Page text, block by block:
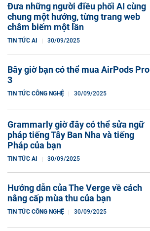
Đưa những người điều phối AI cùng
chung một hướng, từng trang web
châm biếm một lần
TIN TỨC AI 30/09/2025
Bây giờ bạn có thể mua AirPods Pro
3
TIN TỨC CÔNG NGHỆ 30/09/2025
Grammarly giờ đây có thể sửa ngữ
pháp tiếng Tây Ban Nha và tiếng
Pháp của bạn
TIN TỨC AI 30/09/2025
Hướng dẫn của The Verge về cách
nâng cấp mùa thu của bạn
TIN TỨC CÔNG NGHỆ 30/09/2025